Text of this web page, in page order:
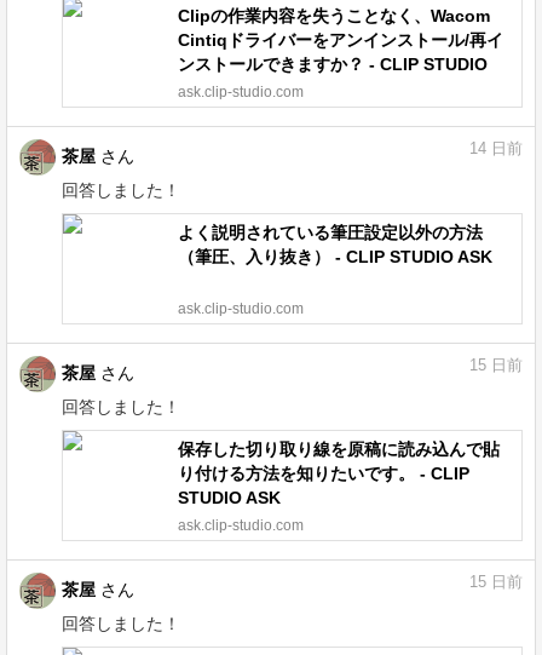
Clipの作業内容を失うことなく、Wacom
Cintiqドライバーをアンインストール/再イ
ンストールできますか？ - CLIP STUDIO
ASK
ask.clip-studio.com
茶屋 さん
回答しました！
14 日前
よく説明されている筆圧設定以外の方法
（筆圧、入り抜き） - CLIP STUDIO ASK
ask.clip-studio.com
茶屋 さん
回答しました！
15 日前
保存した切り取り線を原稿に読み込んで貼
り付ける方法を知りたいです。 - CLIP
STUDIO ASK
ask.clip-studio.com
茶屋 さん
回答しました！
15 日前